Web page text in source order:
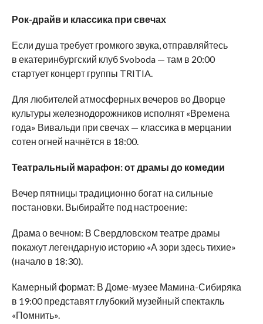
Рок-драйв и классика при свечах
Если душа требует громкого звука, отправляйтесь
в екатеринбургский клуб Svoboda — там в 20:00
стартует концерт группы TRITIA.
Для любителей атмосферных вечеров во Дворце
культуры железнодорожников исполнят «Времена
года» Вивальди при свечах — классика в мерцании
сотен огней начнётся в 18:00.
Театральный марафон: от драмы до комедии
Вечер пятницы традиционно богат на сильные
постановки. Выбирайте под настроение:
Драма о вечном: В Свердловском театре драмы
покажут легендарную историю «А зори здесь тихие»
(начало в 18:30).
Камерный формат: В Доме-музее Мамина-Сибиряка
в 19:00 представят глубокий музейный спектакль
«Помнить».